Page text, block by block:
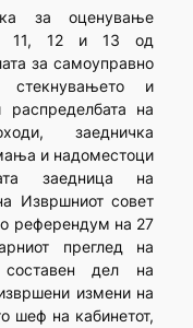
за оценување
11, 12 и 13 од
за самоуправно
и
на
заедничка
и надоместоци
заедница на
Извршниот совет
референдум на 27
преглед на
дел на
измени на
шеф на кабинетот,